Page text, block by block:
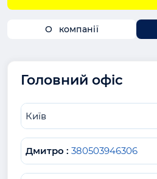
О компанії
Головний офіс
Київ
Дмитро : 380503946306